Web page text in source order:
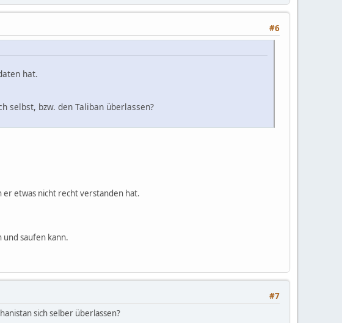
#6
hat.
selbst, bzw. den Taliban überlassen?
er etwas nicht recht verstanden hat.
und saufen kann.
#7
sich selber überlassen?